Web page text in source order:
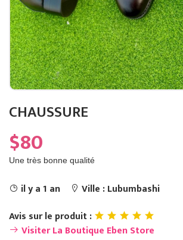
CHAUSSURE
$80
Une très bonne qualité
il y a 1 an
Ville : Lubumbashi
Avis sur le produit :
Visiter La Boutique Eben Store